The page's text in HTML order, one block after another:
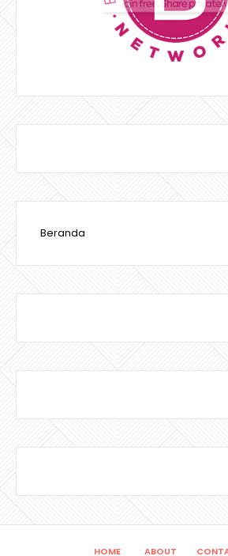
Beranda
HOME ABOUT